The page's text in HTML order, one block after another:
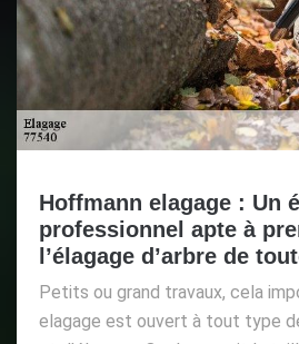
Hoffmann elagage : Un
professionnel apte à
l’élagage d’arbre de
Petits ou grand travaux, cela
elagage est ouvert à tout type